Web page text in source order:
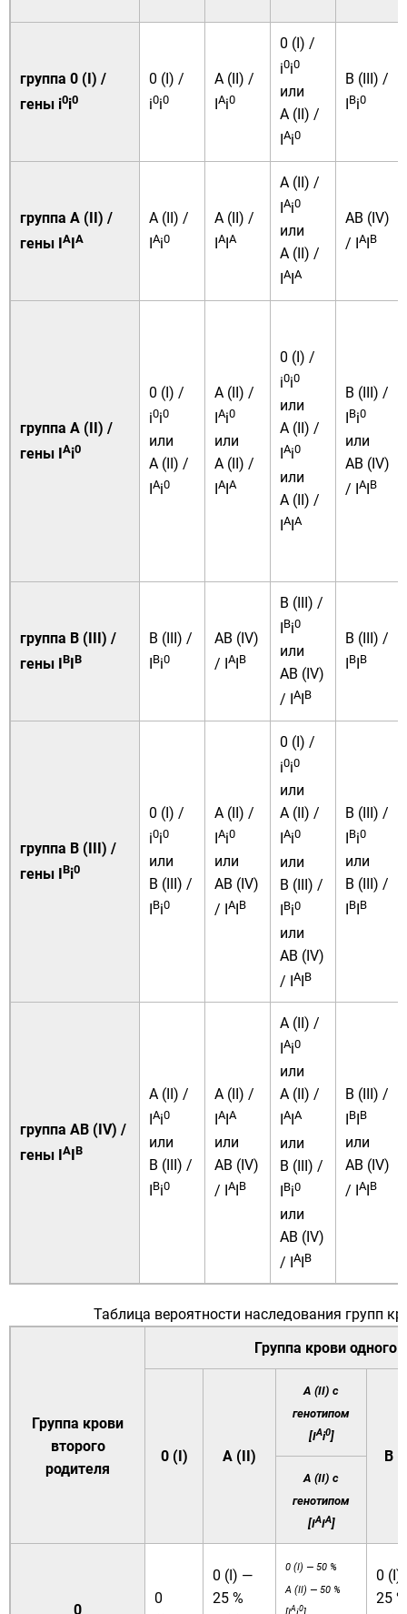
группа 0 (I) /
гены i0i0
0 (I) /
i0i0
A (II) /
Ai0
0 (I) /
i0i0
или
A (II) /
Ai0
B (III) /
Bi0
группа A (II) /
гены I A A
A (II) /
Ai0
A (II) /
AI A
A (II) /
Ai0
или
A (II) /
AI A
AB (IV)
/ I AI B
группа A (II) /
гены I Ai0
0 (I) /
i0i0
или
A (II) /
Ai0
A (II) /
Ai0
или
A (II) /
AI A
0 (I) /
i0i0
или
A (II) /
Ai0
или
A (II) /
IAIA
B (III) /
Bi0
или
AB (IV)
/ I AI B
группа B (III) /
гены I B B
B (III) /
Bi0
AB (IV)
/ I AI B
B (III) /
Bi0
или
AB (IV)
/ I AI B
B (III) /
B B
группа B (III) /
гены I Bi0
0 (I) /
i0i0
или
B (III) /
Bi0
A (II) /
Ai0
или
AB (IV)
/ I AI B
0 (I) /
i0i0
или
A (II) /
Ai0
или
B (III) /
IBi0
или
AB (IV)
/ I AI B
B (III) /
Bi0
или
B (III) /
B B
группа AB (IV) /
гены I A B
A (II) /
Ai0
или
B (III) /
Bi0
A (II) /
AI A
или
AB (IV)
/ I AI B
A (II) /
Ai0
или
A (II) /
AI A
или
B (III) /
IBi0
или
AB (IV)
/ I AI B
B (III) /
B B
или
AB (IV)
/ I AI B
Таблица вероятности наследования групп
Группа крови
второго
родителя
Группа крови одного
0 (I) A (II)
A (II) с
генотипом
[IAi0]
B
A (II) с
генотипом
[IAIA]
0
0
0 (I) —
25 %
0 (I) — 50 %
A (II) — 50 %
A 0
0 (I)
25 %